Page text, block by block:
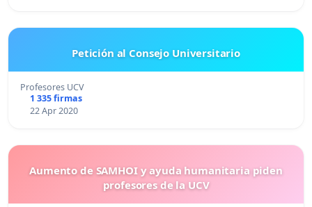
Petición al Consejo Universitario
Profesores UCV
1 335 firmas
22 Apr 2020
Aumento de SAMHOI y ayuda humanitaria piden
profesores de la UCV